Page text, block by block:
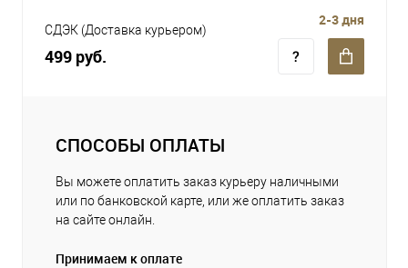
СДЭК (Доставка курьером)
499 руб.
2-3 дня
СПОСОБЫ ОПЛАТЫ
Вы можете оплатить заказ курьеру наличными
или по банковской карте, или же оплатить заказ
на сайте онлайн.
Принимаем к оплате